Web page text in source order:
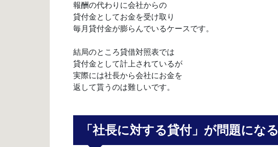
報酬の代わりに会社からの
貸付金としてお金を受け取り
毎月貸付金が膨らんでいるケースです。
結局のところ貸借対照表では
貸付金として計上されているが
実際には社長から会社にお金を
返して貰うのは難しいです。
「社長に対する貸付」が問題にな